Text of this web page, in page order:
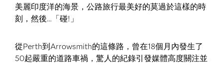
美麗印度洋的海景，公路旅行最美好的莫過於這樣的時
刻，然後…「碰!」
從Perth到Arrowsmith的這條路，曾在18個月內發生了
50起嚴重的道路車禍，驚人的紀錄引發媒體高度關注並